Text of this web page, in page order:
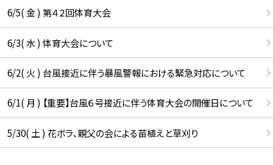
6/5( 金 ) 第４２回体育大会
6/3( 水 ) 体育大会について
6/2( 火 ) 台風接近に伴う暴風警報における緊急対応について
6/1( 月 ) 【重要】台風６号接近に伴う体育大会の開催日について
5/30( 土 ) 花ボラ、親父の会による苗植えと草刈り